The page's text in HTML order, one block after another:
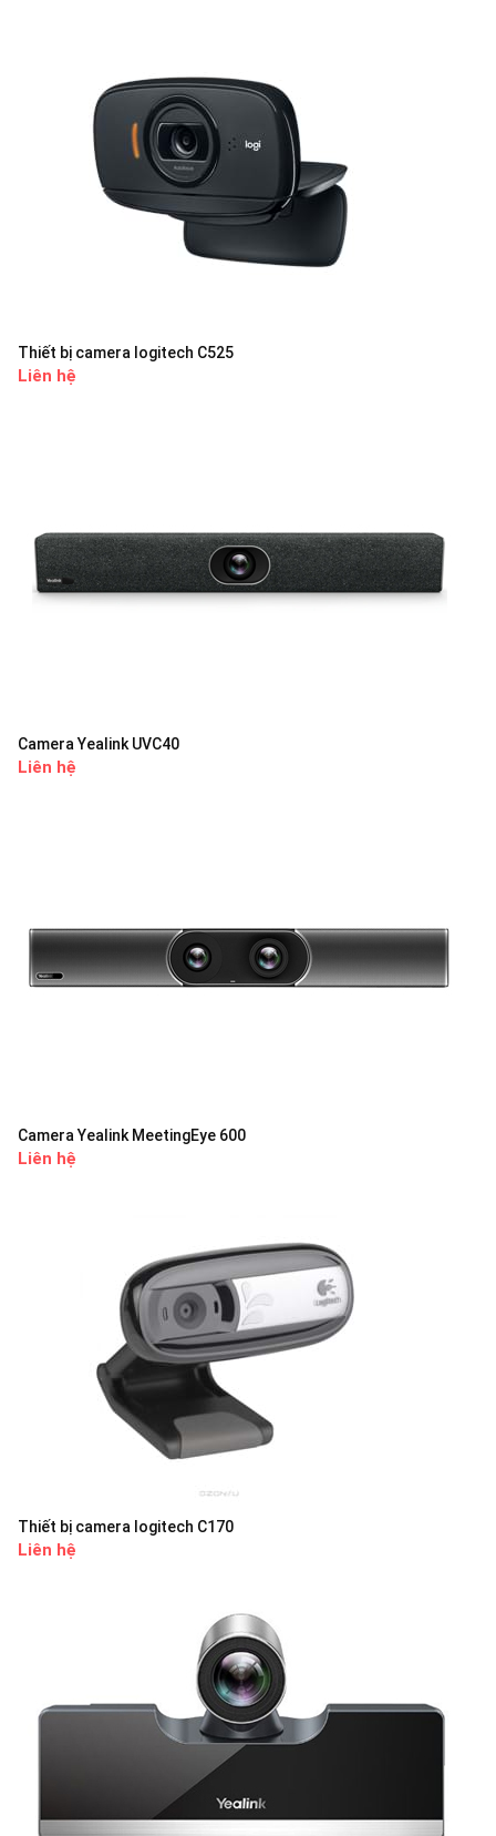
Thiết bị camera logitech C525
Liên hệ
Camera Yealink UVC40
Liên hệ
Camera Yealink MeetingEye 600
Liên hệ
Thiết bị camera logitech C170
Liên hệ